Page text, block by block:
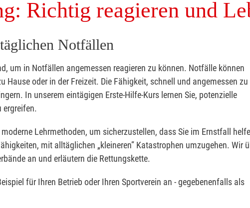
Richtig reagieren und
Notfällen
um in Notfällen angemessen reagieren zu können. Notfälle können
oder in der Freizeit. Die Fähigkeit, schnell und angemessen zu
In unserem eintägigen Erste-Hilfe-Kurs lernen Sie, potenzielle
ergreifen.
Lehrmethoden, um sicherzustellen, dass Sie im Ernstfall
mit alltäglichen „kleineren” Katastrophen umzugehen. Wir
an und erläutern die Rettungskette.
für Ihren Betrieb oder Ihren Sportverein an - gegebenenfalls als